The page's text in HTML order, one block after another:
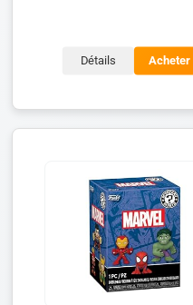
Détails Acheter